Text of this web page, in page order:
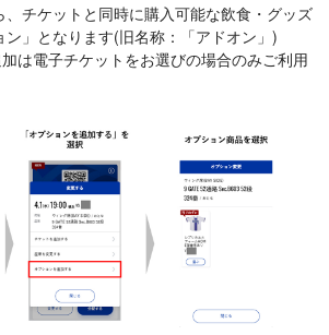
チケットと同時に購入可能な飲食・グッズ
」となります(旧名称：「アドオン」)
は電子チケットをお選びの場合のみご利用